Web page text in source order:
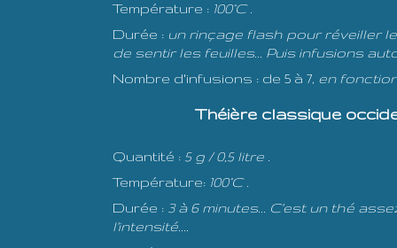
Température : 100°C .
Durée : un rinçage flash pour réveiller
de sentir les feuilles... Puis infusions
Nombre d'infusions : de 5 à 7, en
Quantité : 5 g / 0,5 litre .
Température: 100°C .
Durée : 3 à 6 minutes... C'est un thé
l'intensité....
Théière classique